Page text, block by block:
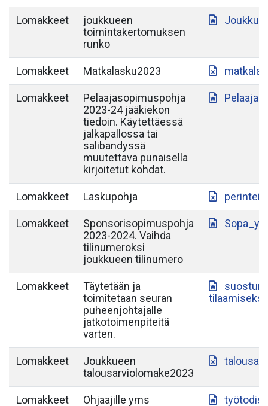
Lomakkeet
joukkueen
toimintakertomuksen
runko
Lomakkeet Matkalasku2023
Lomakkeet
Pelaajasopimuspohja
2023-24 jääkiekon
tiedoin. Käytettäessä
jalkapallossa tai
salibandyssä
muutettava punaisella
kirjoitetut kohdat.
Lomakkeet Laskupohja
Lomakkeet
Sponsorisopimuspohja
2023-2024. Vaihda
tilinumeroksi
joukkueen tilinumero
Lomakkeet
Täytetään ja
toimitetaan seuran
puheenjohtajalle
jatkotoimenpiteitä
varten.
Lomakkeet
Joukkueen
talousarviolomake2023
Lomakkeet
Ohjaajille yms